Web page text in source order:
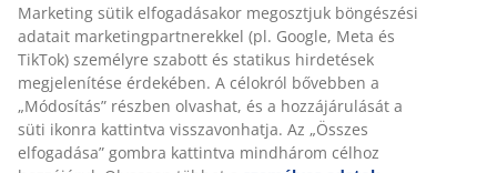
Marketing sütik elfogadásakor megosztjuk böngészési
adatait marketingpartnerekkel (pl. Google, Meta és
TikTok) személyre szabott és statikus hirdetések
megjelenítése érdekében. A célokról bővebben a
„Módosítás” részben olvashat, és a hozzájárulását a
süti ikonra kattintva visszavonhatja. Az „Összes
elfogadása” gombra kattintva mindhárom célhoz